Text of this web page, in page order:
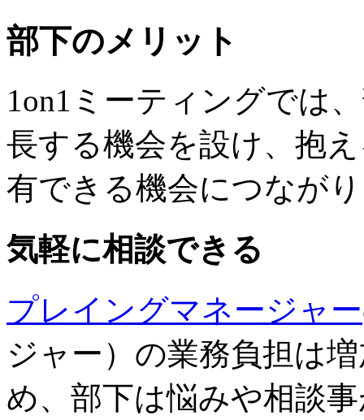
部下のメリット
1on1ミーティングでは
長する機会を設け、抱
有できる機会につなが
気軽に相談できる
プレイングマネージャー
ジャー）の業務負担は
め、部下は悩みや相談